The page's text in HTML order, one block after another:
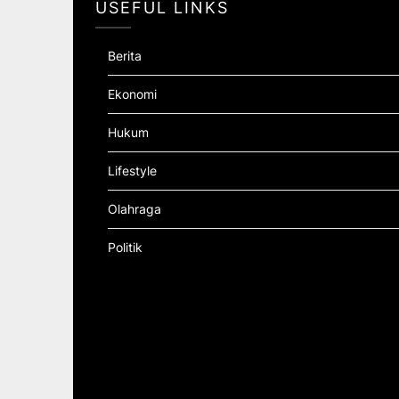
USEFUL LINKS
Berita
Ekonomi
Hukum
Lifestyle
Olahraga
Politik